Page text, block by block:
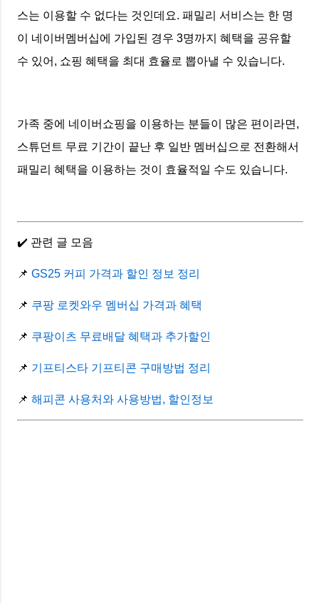
스는 이용할 수 없다는 것인데요. 패밀리 서비스는 한 명
이 네이버멤버십에 가입된 경우 3명까지 혜택을 공유할
수 있어, 쇼핑 혜택을 최대 효율로 뽑아낼 수 있습니다.
가족 중에 네이버쇼핑을 이용하는 분들이 많은 편이라면,
스튜던트 무료 기간이 끝난 후 일반 멤버십으로 전환해서
패밀리 혜택을 이용하는 것이 효율적일 수도 있습니다.
✔️ 관련 글 모음
📌 GS25 커피 가격과 할인 정보 정리
📌 쿠팡 로켓와우 멤버십 가격과 혜택
📌 쿠팡이츠 무료배달 혜택과 추가할인
📌 기프티스타 기프티콘 구매방법 정리
📌 해피콘 사용처와 사용방법, 할인정보